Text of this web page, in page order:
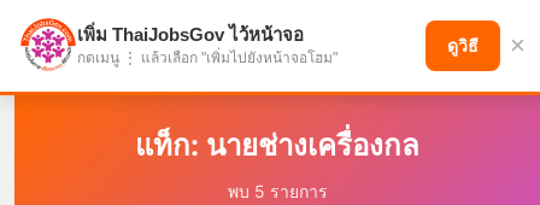
แบ่งปันโอกาส เพื่ออนาคตที่ก้าวหน้า
แท็ก: นายช่างเครื่องกล
พบ 5 รายการ
เพิ่ม ThaiJobsGov ไว้หน้าจอ
กดเมนู ⋮ แล้วเลือก "เพิ่มไปยังหน้าจอโฮม"
ดูวิธี ×